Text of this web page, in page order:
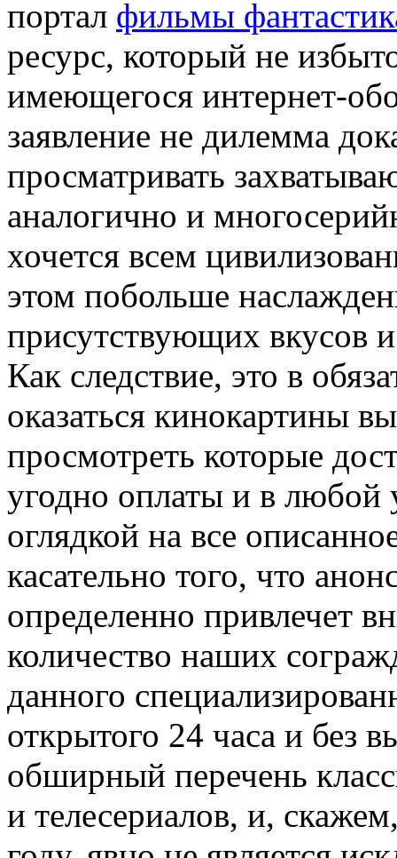
портал фильмы
ресурс, который не
имеющегося интернет-
заявление не дилемма
просматривать
аналогично и
хочется всем
этом побольше
присутствующих вкусов
Как следствие, это в
оказаться кинокартины
просмотреть которые
угодно оплаты и в
оглядкой на все
касательно того, что
определенно привлечет
количество наших
данного
открытого 24 часа и без
обширный перечень
и телесериалов, и,